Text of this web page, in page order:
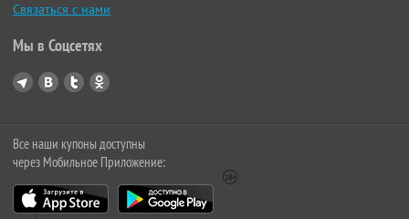
Связаться с нами
Мы в Соцсетях
Все наши купоны доступны
через Мобильное Приложение: